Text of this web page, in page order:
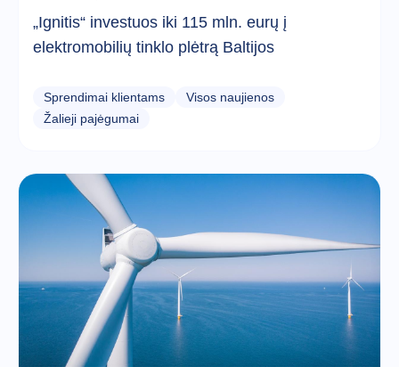
„Ignitis“ investuos iki 115 mln. eurų į
elektromobilių tinklo plėtrą Baltijos
Sprendimai klientams
Visos naujienos
Žalieji pajėgumai